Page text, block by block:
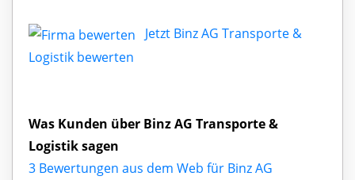
Jetzt Binz AG Transporte &
Logistik bewerten
Was Kunden über Binz AG Transporte &
Logistik sagen
3 Bewertungen aus dem Web für Binz AG